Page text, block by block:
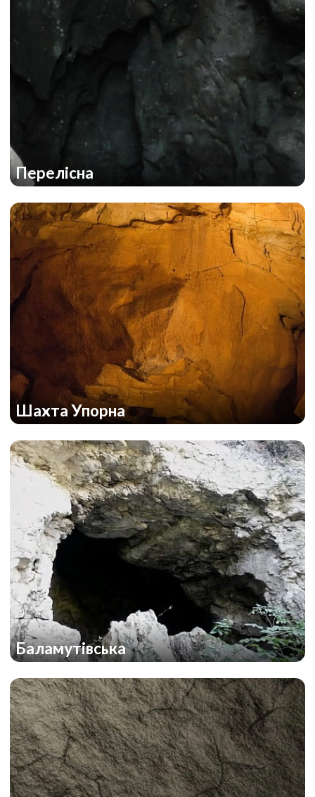
Перелісна
Шахта Упорна
Баламутівська